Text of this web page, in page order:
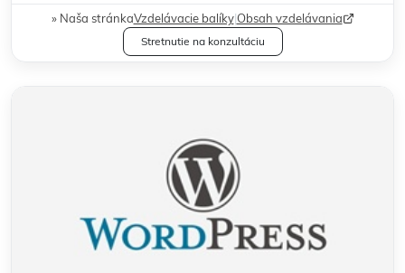
Naša stránkaVzdelávacie balíky|Obsah vzdelávania
Stretnutie na konzultáciu